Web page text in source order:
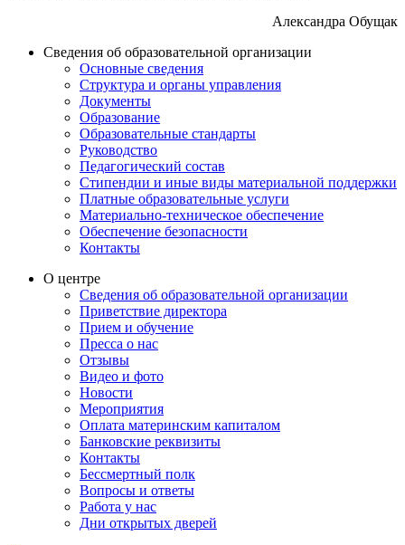
Александра Обущак
Сведения об образовательной организации
Основные сведения
Структура и органы управления
Документы
Образование
Образовательные стандарты
Руководство
Педагогический состав
Стипендии и иные виды материальной поддержки
Платные образовательные услуги
Материально-техническое обеспечение
Обеспечение безопасности
Контакты
О центре
Сведения об образовательной организации
Приветствие директора
Прием и обучение
Пресса о нас
Отзывы
Видео и фото
Новости
Мероприятия
Оплата материнским капиталом
Банковские реквизиты
Контакты
Бессмертный полк
Вопросы и ответы
Работа у нас
Дни открытых дверей